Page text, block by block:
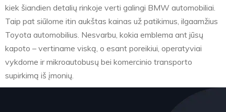
kiek šiandien detalių rinkoje verti galingi BMW automobiliai.
Taip pat siūlome itin aukštas kainas už patikimus, ilgaamžius
Toyota automobilius. Nesvarbu, kokia emblema ant jūsų
kapoto – vertiname viską, o esant poreikiui, operatyviai
vykdome ir mikroautobusų bei komercinio transporto
supirkimą iš įmonių.